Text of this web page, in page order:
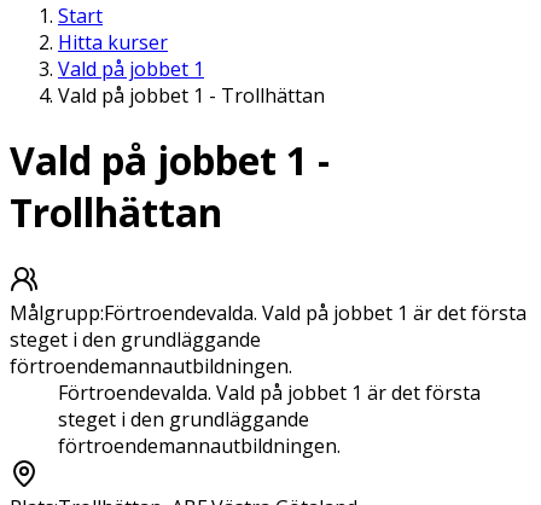
Start
Hitta kurser
Vald på jobbet 1
Vald på jobbet 1 - Trollhättan
Vald på jobbet 1 -
Trollhättan
Målgrupp:Förtroendevalda. Vald på jobbet 1 är det första
steget i den grundläggande
förtroendemannautbildningen.
Förtroendevalda. Vald på jobbet 1 är det första
steget i den grundläggande
förtroendemannautbildningen.